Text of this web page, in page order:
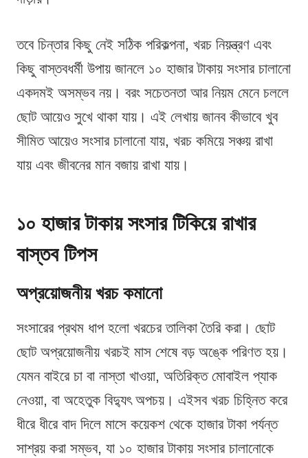
তবে চিন্তার কিছু নেই সঠিক পরিকল্পনা, খরচ নিয়ন্ত্রণ এবং
কিছু বাস্তবধর্মী উপায় জানলে ১০ হাজার টাকায় সংসার চালানো
একদমই অসম্ভব নয়। বরং সচেতনতা আর নিয়ম মেনে চললে
ছোট আয়েও সুখে থাকা যায়। এই লেখায় জানব কীভাবে খুব
সীমিত আয়েও সংসার চালানো যায়, খরচ কমিয়ে সঞ্চয় রাখা
যায় এবং জীবনের মান বজায় রাখা যায়।
১০ হাজার টাকায় সংসার টিকিয়ে রাখার
বাস্তব টিপস
অপ্রয়োজনীয় খরচ কমানো
সংসারের প্রথম ধাপ হলো খরচের তালিকা তৈরি করা। ছোট
ছোট অপ্রয়োজনীয় খরচই মাস শেষে বড় অঙ্কে পরিণত হয়।
যেমন বাইরে চা বা নাস্তা খাওয়া, অতিরিক্ত মোবাইল প্যাক
নেওয়া, বা অহেতুক বিদ্যুৎ অপচয়। এইসব খরচ চিহ্নিত করে
ধীরে ধীরে বাদ দিলে মাসে কয়েকশ থেকে হাজার টাকা পর্যন্ত
সাশ্রয় করা সম্ভব, যা ১০ হাজার টাকায় সংসার চালানোকে